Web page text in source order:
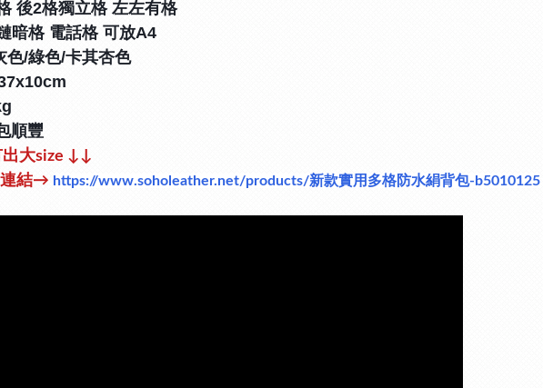
後2格獨立格 左左有格
暗格 電話格 可放A4
色/綠色/卡其杏色
順豐
大size ↓↓
連結→ https://www.soholeather.net/products/新款實用多格防水絹背包-b5010125